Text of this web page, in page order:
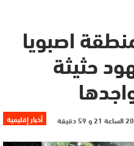
اصبويا
حثيثة
أخبار إقليمية